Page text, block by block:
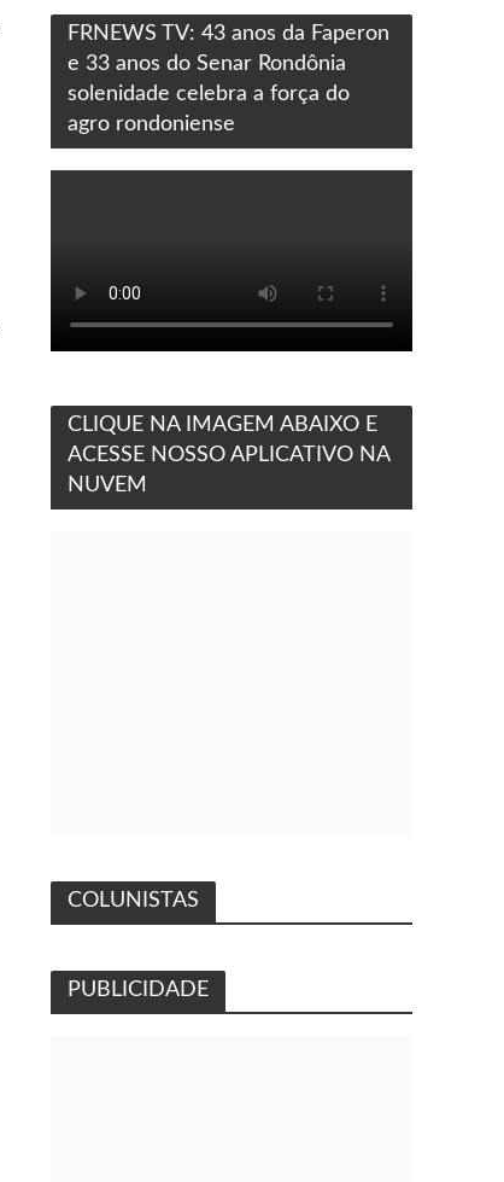
FRNEWS TV: 43 anos da Faperon
e 33 anos do Senar Rondônia
solenidade celebra a força do
agro rondoniense
CLIQUE NA IMAGEM ABAIXO E
ACESSE NOSSO APLICATIVO NA
NUVEM
COLUNISTAS
PUBLICIDADE